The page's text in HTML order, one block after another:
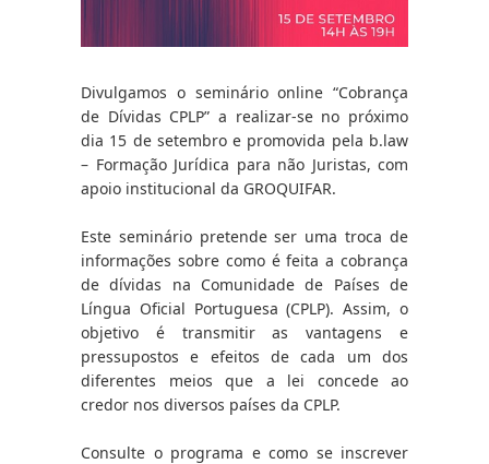
Divulgamos o seminário online “Cobrança
de Dívidas CPLP” a realizar-se no próximo
dia 15 de setembro e promovida pela b.law
– Formação Jurídica para não Juristas, com
apoio institucional da GROQUIFAR.
Este seminário pretende ser uma troca de
informações sobre como é feita a cobrança
de dívidas na Comunidade de Países de
Língua Oficial Portuguesa (CPLP). Assim, o
objetivo é transmitir as vantagens e
pressupostos e efeitos de cada um dos
diferentes meios que a lei concede ao
credor nos diversos países da CPLP.
Consulte o programa e como se inscrever